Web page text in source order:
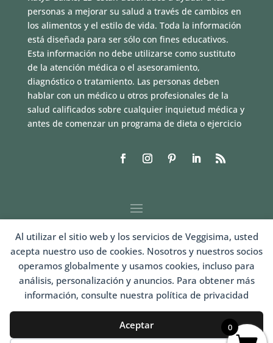
Al utilizar el sitio web y los servicios de Veggisima, usted
acepta nuestro uso de cookies. Nosotros y nuestros socios
operamos globalmente y usamos cookies, incluso para
análisis, personalización y anuncios. Para obtener más
información, consulte nuestra política de privacidad
Aceptar
personas a mejorar su salud a través de cambios en
los alimentos y el estilo de vida. Toda la información
está diseñada para ser sólo con fines educativos.
Esta información no debe utilizarse como sustituto
de la atención médica o el asesoramiento,
diagnóstico o tratamiento. Las personas deben
hablar con un médico u otros profesionales de la
salud calificados sobre cualquier inquietud médica y
antes de comenzar un programa de dieta o ejercicio
0